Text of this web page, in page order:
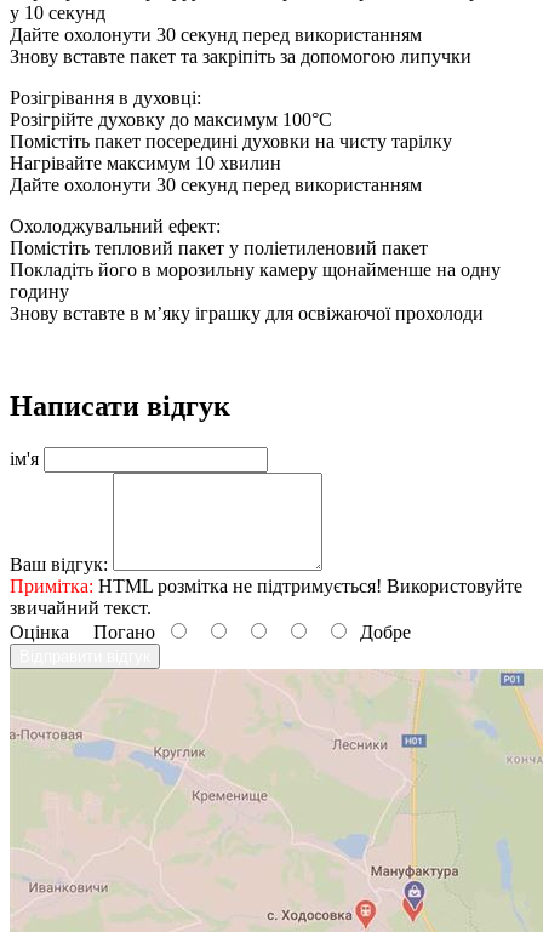
у 10 секунд
Дайте охолонути 30 секунд перед використанням
Знову вставте пакет та закріпіть за допомогою липучки
Розігрівання в духовці:
Розігрійте духовку до максимум 100°C
Помістіть пакет посередині духовки на чисту тарілку
Нагрівайте максимум 10 хвилин
Дайте охолонути 30 секунд перед використанням
Охолоджувальний ефект:
Помістіть тепловий пакет у поліетиленовий пакет
Покладіть його в морозильну камеру щонайменше на одну
годину
Знову вставте в м’яку іграшку для освіжаючої прохолоди
Написати відгук
ім'я
Ваш відгук:
Примітка: HTML розмітка не підтримується! Використовуйте
звичайний текст.
Оцінка Погано Добре